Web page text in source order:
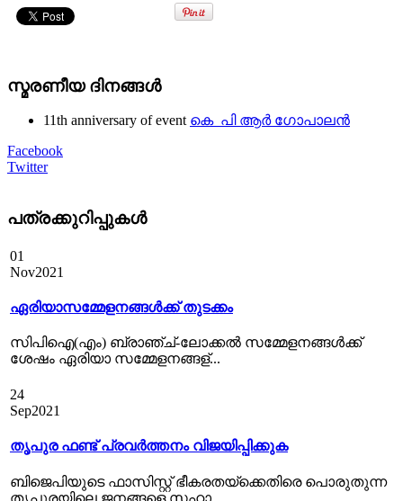
സ്മരണീയ ദിനങ്ങൾ
11th anniversary of event കെ പി ആർ ഗോപാലൻ
Facebook
Twitter
പത്രക്കുറിപ്പുകള്‍
01
Nov2021
ഏരിയാസമ്മേളനങ്ങൾക്ക് തുടക്കം
സിപിഐ(എം) ബ്രാഞ്ച്-ലോക്കല്‍ സമ്മേളനങ്ങള്‍ക്ക്
ശേഷം ഏരിയാ സമ്മേളനങ്ങള്...
24
Sep2021
തൃപുര ഫണ്ട് പ്രവര്‍ത്തനം വിജയിപ്പിക്കുക
ബിജെപിയുടെ ഫാസിസ്റ്റ് ഭീകരതയ്ക്കെതിരെ പൊരുതുന്ന
തൃപുരയിലെ ജനങ്ങളെ സഹാ...